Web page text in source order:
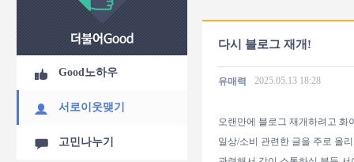
Good노하우
서로이웃맺기
고민나누기
다시 블로그 재개!
유매력 2025.05.13 18:28
오랜만에 블로그 재개하려고 화
일상/소비 관련한 글을 주로 올